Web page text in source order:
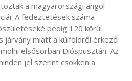
a magyarországi angol
A fedeztetések száma
pedig 120 körül
járvány miatt a külföldről érkező
elsősorban Dióspusztán. Az
jel szerint csökken a